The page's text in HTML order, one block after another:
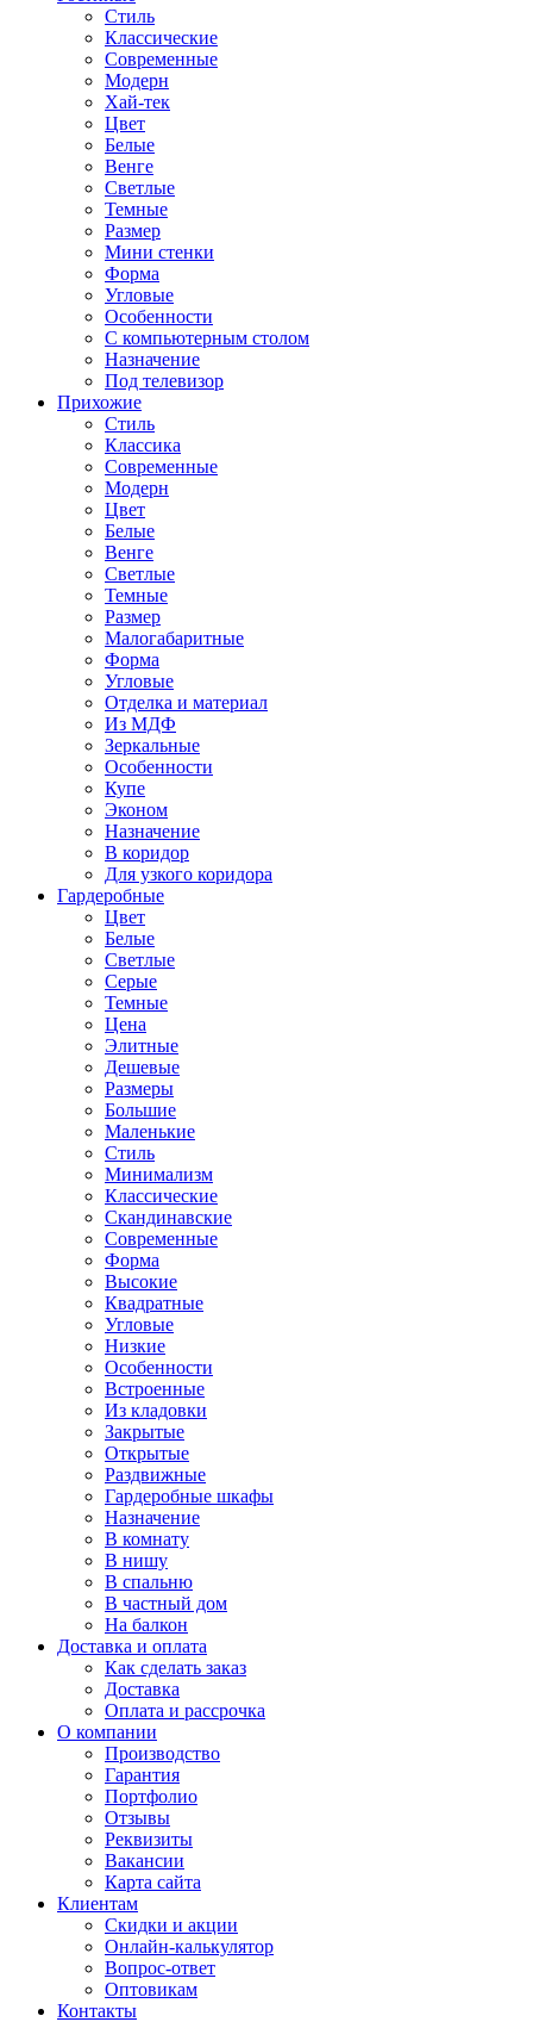
Стиль
Классические
Современные
Модерн
Хай-тек
Цвет
Белые
Венге
Светлые
Темные
Размер
Мини стенки
Форма
Угловые
Особенности
С компьютерным столом
Назначение
Под телевизор
Прихожие
Стиль
Классика
Современные
Модерн
Цвет
Белые
Венге
Светлые
Темные
Размер
Малогабаритные
Форма
Угловые
Отделка и материал
Из МДФ
Зеркальные
Особенности
Купе
Эконом
Назначение
В коридор
Для узкого коридора
Гардеробные
Цвет
Белые
Светлые
Серые
Темные
Цена
Элитные
Дешевые
Размеры
Большие
Маленькие
Стиль
Минимализм
Классические
Скандинавские
Современные
Форма
Высокие
Квадратные
Угловые
Низкие
Особенности
Встроенные
Из кладовки
Закрытые
Открытые
Раздвижные
Гардеробные шкафы
Назначение
В комнату
В нишу
В спальню
В частный дом
На балкон
Доставка и оплата
Как сделать заказ
Доставка
Оплата и рассрочка
О компании
Производство
Гарантия
Портфолио
Отзывы
Реквизиты
Вакансии
Карта сайта
Клиентам
Скидки и акции
Онлайн-калькулятор
Вопрос-ответ
Оптовикам
Контакты